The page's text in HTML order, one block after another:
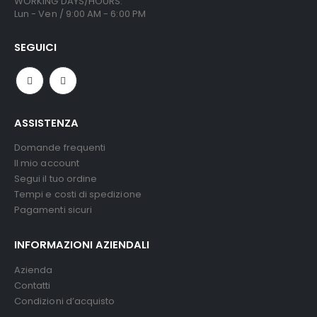
Lun - Ven / 9:00 AM - 6:00 PM
SEGUICI
ASSISTENZA
Domande frequenti
Il mio account
Segui il tuo ordine
Tempi e costi di spedizione
Pagamenti sicuri
INFORMAZIONI AZIENDALI
Azienda
Contatti
Condizioni d’acquisto